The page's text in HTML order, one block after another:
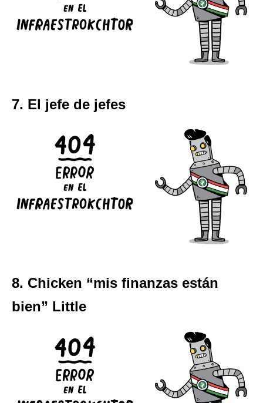
7. El jefe de jefes
8. Chicken “mis finanzas están
bien” Little